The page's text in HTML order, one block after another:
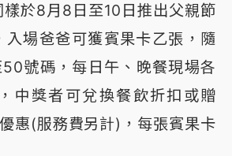
樣於8月8日至10日推出父親節
入場爸爸可獲賓果卡乙張，隨
號碼，每日午、晚餐現場各
中獎者可兌換餐飲折扣或贈
惠(服務費另計)，每張賓果卡